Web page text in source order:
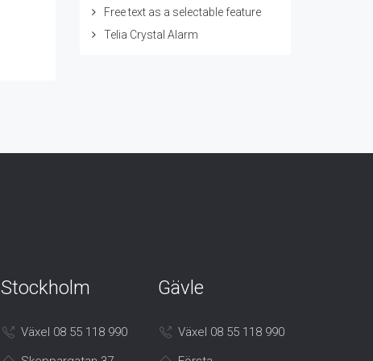
Free text as a selectable feature
Telia Crystal Alarm
Stockholm
Växel 08 55 118 990
Gävle
Växel 08 55 118 990